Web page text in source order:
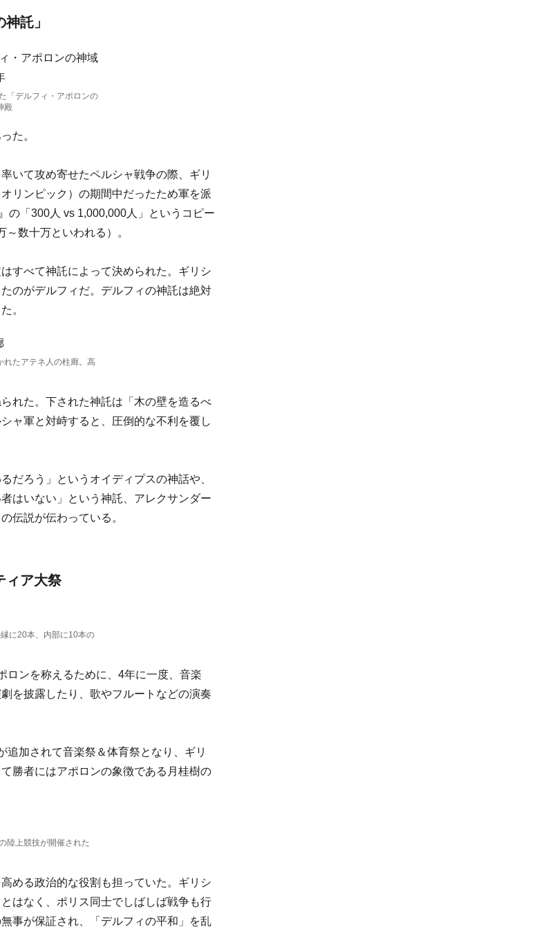
託」
「デルフィ・アポロンの
殿
た。
いて攻め寄せたペルシャ戦争の際、ギリ
リンピック）の期間中だったため軍を派
の「300人 vs 1,000,000人」というコピー
数十万といわれる）。
すべて神託によって決められた。ギリシ
のがデルフィだ。デルフィの神託は絶対
。
れたアテネ人の柱廊。高
れた。下された神託は「木の壁を造るべ
ャ軍と対峙すると、圧倒的な不利を覆し
だろう」というオイディプスの神話や、
はいない」という神託、アレクサンダー
伝説が伝わっている。
ィア大祭
に20本、内部に10本の
ロンを称えるために、4年に一度、音楽
を披露したり、歌やフルートなどの演奏
加されて音楽祭＆体育祭となり、ギリ
勝者にはアポロンの象徴である月桂樹の
陸上競技が開催された
める政治的な役割も担っていた。ギリシ
はなく、ポリス同士でしばしば戦争も行
事が保証され、「デルフィの平和」を乱